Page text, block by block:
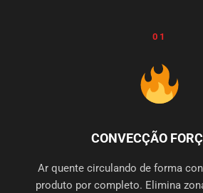
01
CONVECÇÃO
Ar quente circulando de forma
produto por completo. Elimina